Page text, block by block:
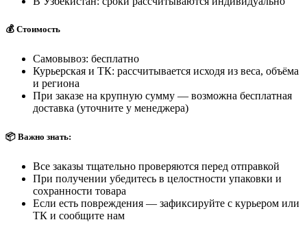
💰 Стоимость
Самовывоз: бесплатно
Курьерская и ТК: рассчитывается исходя из веса, объёма
и региона
При заказе на крупную сумму — возможна бесплатная
доставка (уточните у менеджера)
📦 Важно знать:
Все заказы тщательно проверяются перед отправкой
При получении убедитесь в целостности упаковки и
сохранности товара
Если есть повреждения — зафиксируйте с курьером или
ТК и сообщите нам